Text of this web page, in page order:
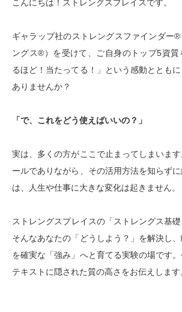
こんにちは！ストレングスプレイスです。
ギャラップ社のストレングスファインダー
ングス®）を受けて、ご自身のトップ5資質
るほど！当たってる！」という感動ととも
ありませんか？
「で、これをどう使えばいいの？」
実は、多くの方がここで止まってしまいま
ールでありながら、その活用方法を知らず
は、人生や仕事に大きな変化は起きません。
ストレングスプレイスの「ストレングス基礎
そんなあなたの「どうしよう？」を解決し、
を確実な「強み」へと育てる実験の場です
テキストに隠された質の高さをお伝えします